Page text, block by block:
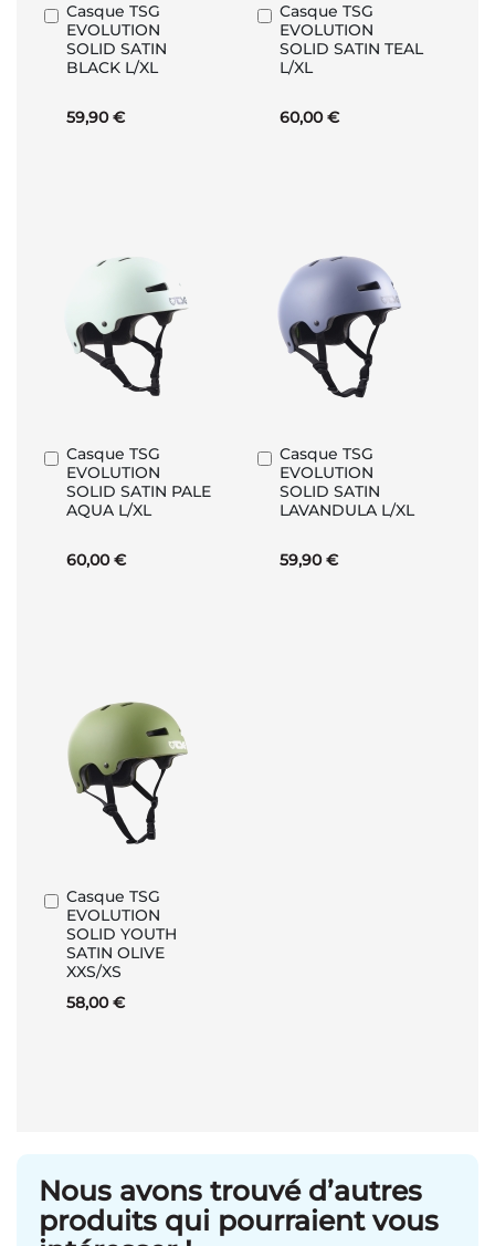
Casque TSG
EVOLUTION
SOLID SATIN
BLACK L/XL
59,90 €
Ajouter
au
panier
Casque TSG
EVOLUTION
SOLID SATIN TEAL
L/XL
60,00 €
Ajouter
au
panier
Casque TSG
EVOLUTION
SOLID SATIN PALE
AQUA L/XL
60,00 €
Ajouter
au
panier
Casque TSG
EVOLUTION
SOLID SATIN
LAVANDULA L/XL
59,90 €
Ajouter
au
panier
Casque TSG
EVOLUTION
SOLID YOUTH
SATIN OLIVE
XXS/XS
58,00 €
Ajouter
au
panier
Nous avons trouvé d’autres
produits qui pourraient vous